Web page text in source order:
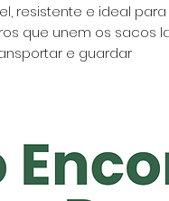
resistente e ideal
que unem os sacos
e guardar